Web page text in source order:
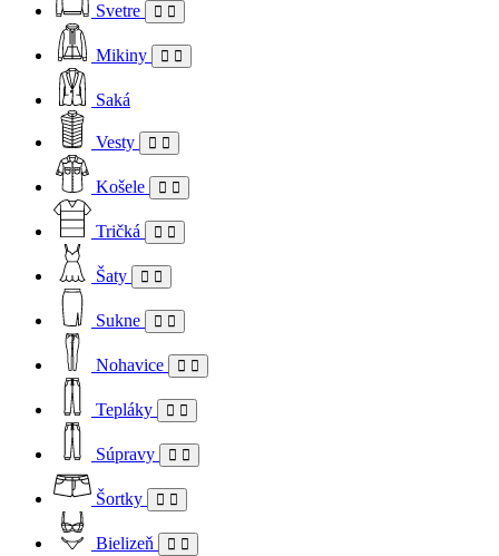
Svetre
Mikiny
Saká
Vesty
Košele
Tričká
Šaty
Sukne
Nohavice
Tepláky
Súpravy
Šortky
Bielizeň